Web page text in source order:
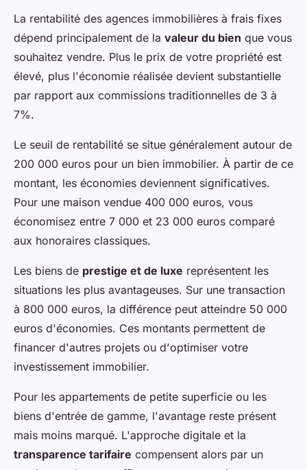
La rentabilité des agences immobilières à frais fixes
dépend principalement de la valeur du bien que vous
souhaitez vendre. Plus le prix de votre propriété est
élevé, plus l'économie réalisée devient substantielle
par rapport aux commissions traditionnelles de 3 à
7%.
Le seuil de rentabilité se situe généralement autour de
200 000 euros pour un bien immobilier. À partir de ce
montant, les économies deviennent significatives.
Pour une maison vendue 400 000 euros, vous
économisez entre 7 000 et 23 000 euros comparé
aux honoraires classiques.
Les biens de prestige et de luxe représentent les
situations les plus avantageuses. Sur une transaction
à 800 000 euros, la différence peut atteindre 50 000
euros d'économies. Ces montants permettent de
financer d'autres projets ou d'optimiser votre
investissement immobilier.
Pour les appartements de petite superficie ou les
biens d'entrée de gamme, l'avantage reste présent
mais moins marqué. L'approche digitale et la
transparence tarifaire compensent alors par un